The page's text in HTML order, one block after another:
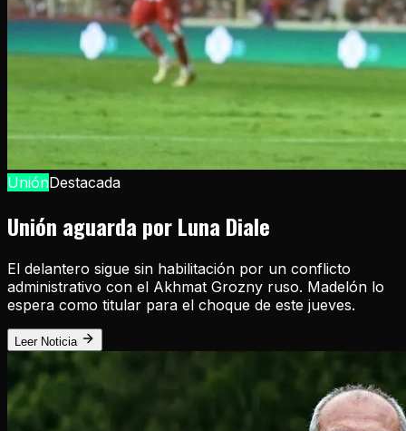
UniónDestacada
Unión aguarda por Luna Diale
El delantero sigue sin habilitación por un conflicto
administrativo con el Akhmat Grozny ruso. Madelón lo
espera como titular para el choque de este jueves.
Leer Noticia